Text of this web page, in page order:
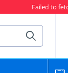
устройства
Найти